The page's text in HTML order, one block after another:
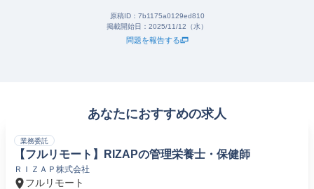
原稿ID： 7b1175a0129ed810
掲載開始日： 2025/11/12（水）
問題を報告する
あなたにおすすめの求人
業務委託
【フルリモート】RIZAPの管理栄養士・保健師
ＲＩＺＡＰ株式会社
フルリモート